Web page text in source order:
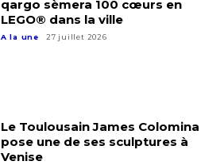
qargo sèmera 100 cœurs en
LEGO® dans la ville
A la une 27 juillet 2026
Le Toulousain James Colomina
pose une de ses sculptures à
Venise